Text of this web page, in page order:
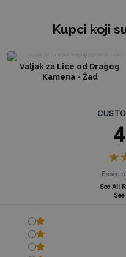
Kupci koji
Valjak za Lice od Dragog
Kamena - Žad
★
★
Based
See All